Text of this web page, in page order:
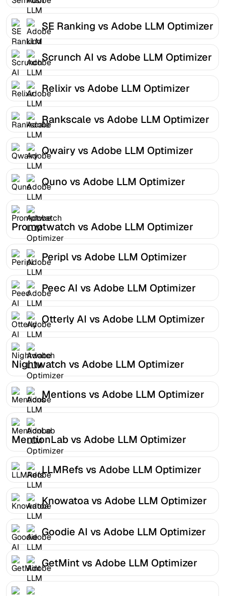
SE Ranking vs Adobe LLM Optimizer
Scrunch AI vs Adobe LLM Optimizer
Relixir vs Adobe LLM Optimizer
Rankscale vs Adobe LLM Optimizer
Qwairy vs Adobe LLM Optimizer
Quno vs Adobe LLM Optimizer
Promptwatch vs Adobe LLM Optimizer
Peripl vs Adobe LLM Optimizer
Peec AI vs Adobe LLM Optimizer
Otterly AI vs Adobe LLM Optimizer
Nightwatch vs Adobe LLM Optimizer
Mentions vs Adobe LLM Optimizer
MentionLab vs Adobe LLM Optimizer
LLMRefs vs Adobe LLM Optimizer
Knowatoa vs Adobe LLM Optimizer
Goodie AI vs Adobe LLM Optimizer
GetMint vs Adobe LLM Optimizer